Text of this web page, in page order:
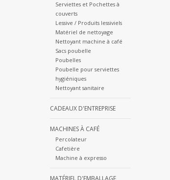
Serviettes et Pochettes à
couverts
Lessive / Produits lessiviels
Matériel de nettoyage
Nettoyant machine à café
Sacs poubelle
Poubelles
Poubelle pour serviettes
hygiéniques
Nettoyant sanitaire
CADEAUX D'ENTREPRISE
MACHINES À CAFÉ
Percolateur
Cafetière
Machine à expresso